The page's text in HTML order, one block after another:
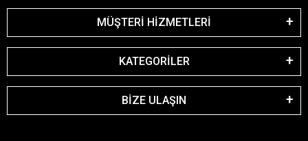
MÜŞTERİ HİZMETLERİ
KATEGORİLER
BİZE ULAŞIN